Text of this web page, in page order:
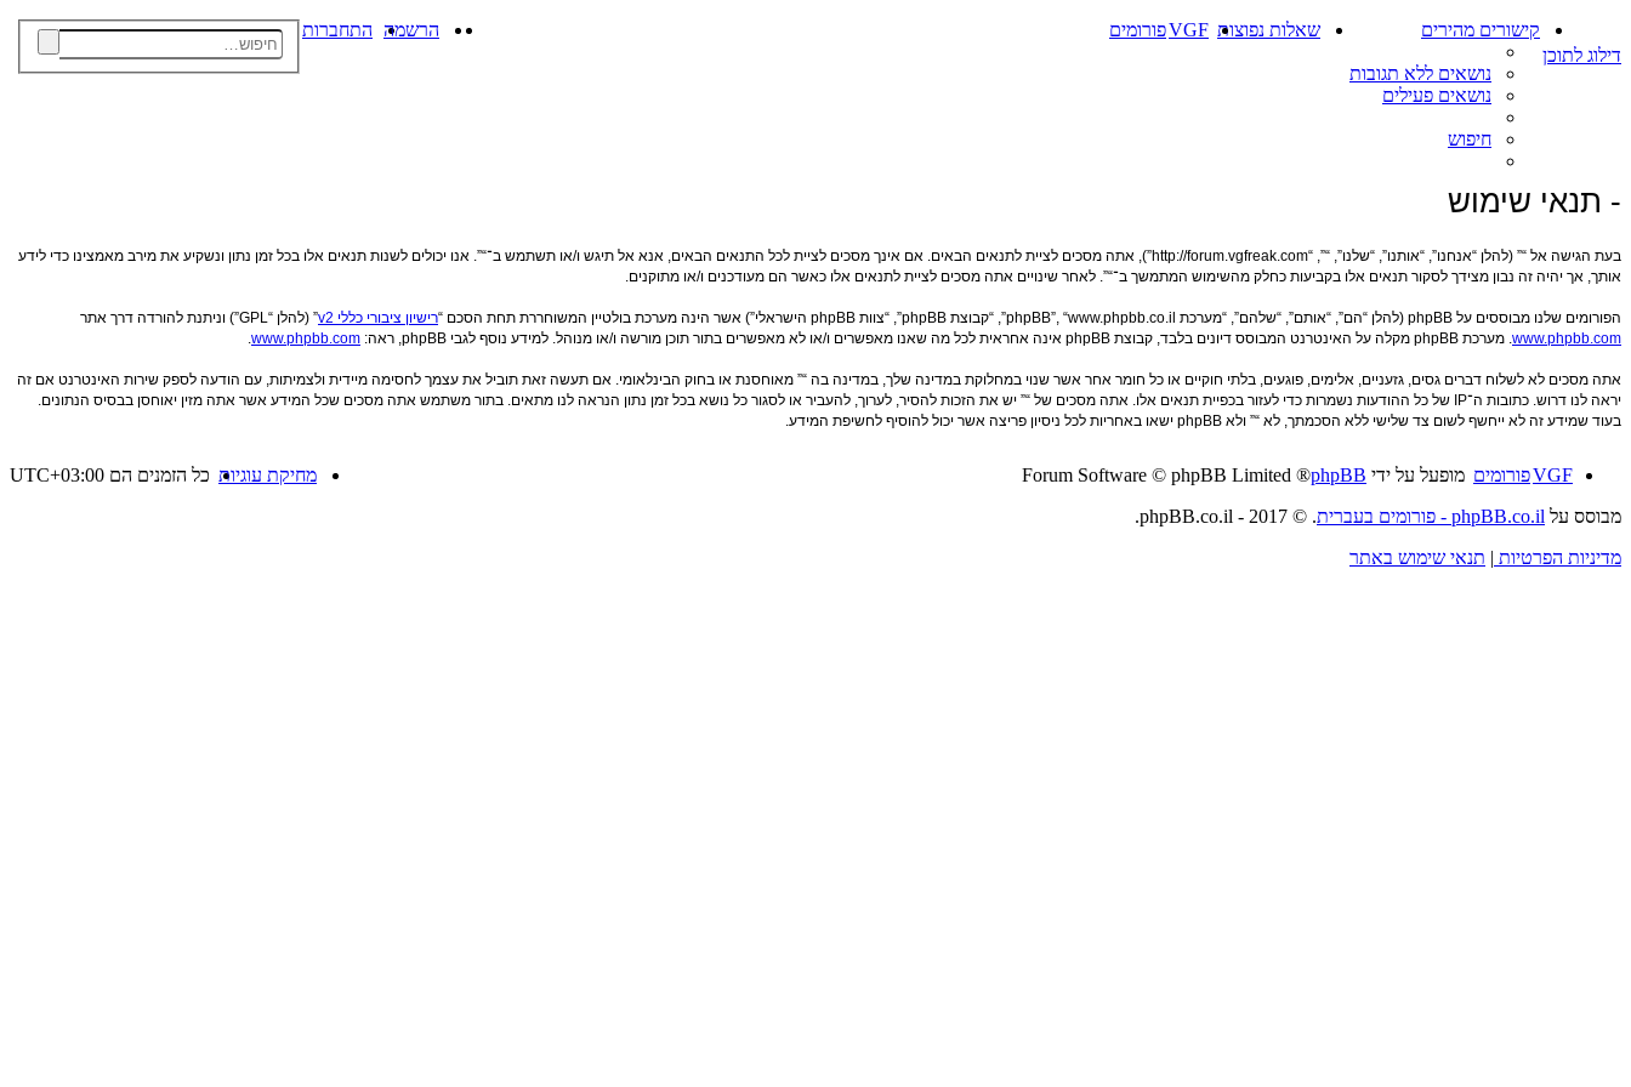
דילוג לתוכן
חיפוש
מתקדם
קישורים מהירים
נושאים ללא תגובות
נושאים פעילים
חיפוש
שאלות נפוצות התחברות הרשמה VGFפורומים חיפוש
- תנאי שימוש
בעת הגישה אל “” (להלן “אנחנו”, “אותנו”, “שלנו”, “”, “http://forum.vgfreak.com”), אתה מסכים לציית לתנאים הבאים. אם אינך מסכים לציית לכל התנאים הבאים, אנא אל תיגש ו/או תשתמש ב־“”. אנו יכולים לשנות תנאים אלו בכל זמן נתון ונשקיע את מירב מאמצינו כדי לידע
אותך, אך יהיה זה נבון מצידך לסקור תנאים אלו בקביעות כחלק מהשימוש המתמשך ב־“”. לאחר שינויים אתה מסכים לציית לתנאים אלו כאשר הם מעודכנים ו/או מתוקנים.
הפורומים שלנו מבוססים על phpBB (להלן “הם”, “אותם”, “שלהם”, “מערכת phpBB”, “www.phpbb.co.il”, “קבוצת phpBB”, “צוות phpBB הישראלי”) אשר הינה מערכת בולטיין המשוחררת תחת הסכם “ רישיון ציבורי כללי v2
” (להלן “GPL”) וניתנת להורדה דרך אתר
www.phpbb.com. מערכת phpBB מקלה על האינטרנט המבוסס דיונים בלבד, קבוצת phpBB אינה אחראית לכל מה שאנו מאפשרים ו/או לא מאפשרים בתור תוכן מורשה ו/או מנוהל. למידע נוסף לגבי phpBB, ראה: www.phpbb.com
.
אתה מסכים לא לשלוח דברים גסים, גזעניים, אלימים, פוגעים, בלתי חוקיים או כל חומר אחר אשר שנוי במחלוקת במדינה שלך, במדינה בה “” מאוחסנת או בחוק הבינלאומי. אם תעשה זאת תוביל את עצמך לחסימה מיידית ולצמיתות, עם הודעה לספק שירות האינטרנט אם זה
יראה לנו דרוש. כתובות ה־IP של כל ההודעות נשמרות כדי לעזור בכפיית תנאים אלו. אתה מסכים של “” יש את הזכות להסיר, לערוך, להעביר או לסגור כל נושא בכל זמן נתון הנראה לנו מתאים. בתור משתמש אתה מסכים שכל המידע אשר אתה מזין יאוחסן בבסיס הנתונים.
בעוד שמידע זה לא ייחשף לשום צד שלישי ללא הסכמתך, לא “” ולא phpBB ישאו באחריות לכל ניסיון פריצה אשר יכול להוסיף לחשיפת המידע.
VGFפורומים כל הזמנים הם UTC+03:00 מחיקת עוגיות מופעל על ידי phpBB
® Forum Software © phpBB Limited
מבוסס על phpBB.co.il - פורומים בעברית
. © 2017 - phpBB.co.il.
מדיניות הפרטיות | תנאי שימוש באתר